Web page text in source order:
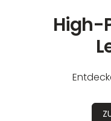
High-